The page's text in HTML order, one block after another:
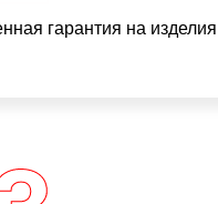
гарантия на изделия